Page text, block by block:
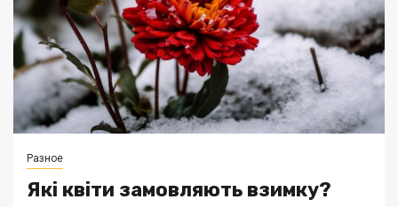
Разное
Які квіти замовляють взимку?